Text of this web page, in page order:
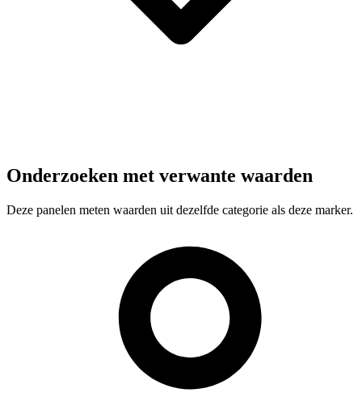
Onderzoeken met verwante waarden
Deze panelen meten waarden uit dezelfde categorie als deze marker.